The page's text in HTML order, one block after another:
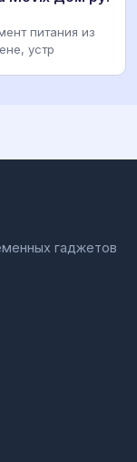
питания из
устр
гаджетов